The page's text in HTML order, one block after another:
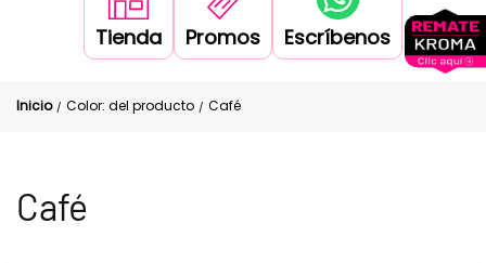
Tienda Promos Escríbenos
Inicio / Color: del producto / Café
Café